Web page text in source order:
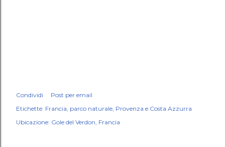
Condividi
Post per email
Etichette: Francia parco naturale Provenza e Costa Azzurra
Ubicazione: Gole del Verdon, Francia